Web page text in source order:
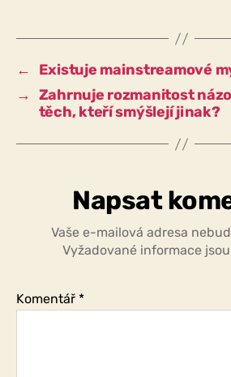
←
Existuje mainstreamové
→ Zahrnuje rozmanitost
těch, kteří smýšlejí jinak?
Napsat
Vaše e-mailová adresa
Vyžadované informace
Komentář *